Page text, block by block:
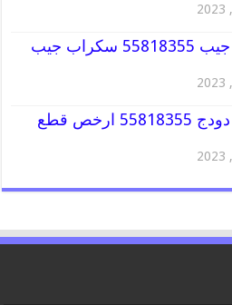
قطع غيار جيب 55818355 سكراب جيب
قطع غيار دودج 55818355 ارخص قطع